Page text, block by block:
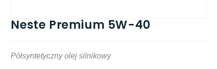
Neste Premium 5W-40
Półsyntetyczny olej silnikowy